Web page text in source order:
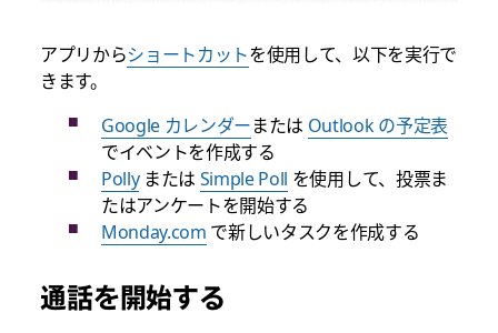
アプリからショートカットを使用して、以下を実行で
きます。
Google カレンダーまたは Outlook の予定表
でイベントを作成する
Pollyまたは Simple Poll を使用して、投票ま
たはアンケートを開始する
Monday.com で新しいタスクを作成する
通話を開始する